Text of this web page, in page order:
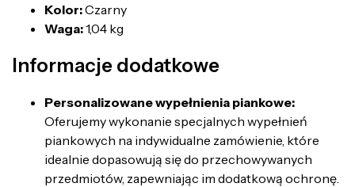
Kolor:Czarny
Waga:1,04 kg
Informacje dodatkowe
Personalizowane wypełnienia piankowe:
Oferujemy wykonanie specjalnych wypełnień
piankowych na indywidualne zamówienie, które
idealnie dopasowują się do przechowywanych
przedmiotów, zapewniając im dodatkową ochronę.